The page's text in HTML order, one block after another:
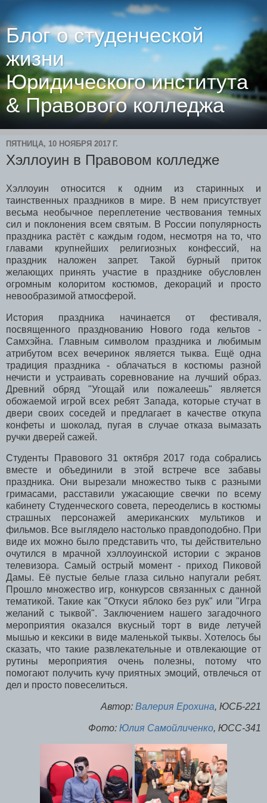
Блог о студенческой
жизни
Юридического института
& Правового колледжа
ПЯТНИЦА, 10 НОЯБРЯ 2017 Г.
Хэллоуин в Правовом колледже
Хэллоуин относится к одним из старинных и
таинственных праздников в мире. В нем присутствует
весьма необычное переплетение чествования темных
сил и поклонения всем святым. В России популярность
праздника растёт с каждым годом, несмотря на то, что
главами крупнейших религиозных конфессий, на
праздник наложен запрет. Такой бурный приток
желающих принять участие в празднике обусловлен
огромным колоритом костюмов, декораций и просто
невообразимой атмосферой.
История праздника начинается от фестиваля,
посвященного празднованию Нового года кельтов -
Самхэйна. Главным символом праздника и любимым
атрибутом всех вечеринок является тыква. Ещё одна
традиция праздника - облачаться в костюмы разной
нечисти и устраивать соревнование на лучший образ.
Древний обряд "Угощай или пожалеешь" является
обожаемой игрой всех ребят Запада, которые стучат в
двери своих соседей и предлагает в качестве откупа
конфеты и шоколад, пугая в случае отказа вымазать
ручки дверей сажей.
Студенты Правового 31 октября 2017 года собрались
вместе и объединили в этой встрече все забавы
праздника. Они вырезали множество тыкв с разными
гримасами, расставили ужасающие свечки по всему
кабинету Студенческого совета, переоделись в костюмы
страшных персонажей американских мультиков и
фильмов. Все выглядело настолько правдоподобно. При
виде их можно было представить что, ты действительно
очутился в мрачной хэллоуинской истории с экранов
телевизора. Самый острый момент - приход Пиковой
Дамы. Её пустые белые глаза сильно напугали ребят.
Прошло множество игр, конкурсов связанных с данной
тематикой. Такие как "Откуси яблоко без рук" или "Игра
желаний с тыквой". Заключением нашего загадочного
мероприятия оказался вкусный торт в виде летучей
мышью и кексики в виде маленькой тыквы. Хотелось бы
сказать, что такие развлекательные и отвлекающие от
рутины мероприятия очень полезны, потому что
помогают получить кучу приятных эмоций, отвлечься от
дел и просто повеселиться.
Автор: Валерия Ерохина, ЮСБ-221
Фото: Юлия Самойличенко, ЮСС-341